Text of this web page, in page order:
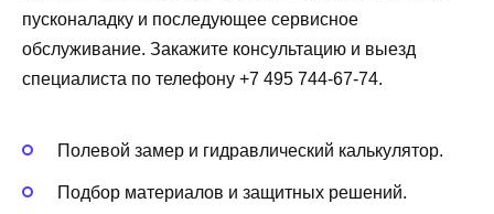
пусконаладку и последующее сервисное
обслуживание. Закажите консультацию и выезд
специалиста по телефону +7 495 744-67-74.
Полевой замер и гидравлический калькулятор.
Подбор материалов и защитных решений.